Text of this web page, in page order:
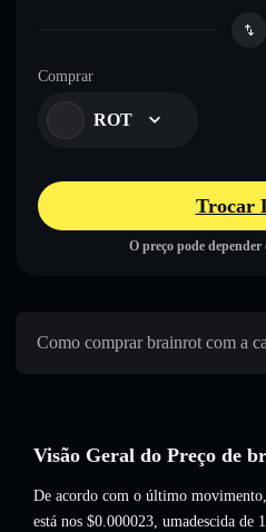
Comprar
ROT
Trocar
O preço pode
Como comprar brainrot com a
Visão Geral do Preço de
De acordo com o último
está nos $0.000023, umadescida de